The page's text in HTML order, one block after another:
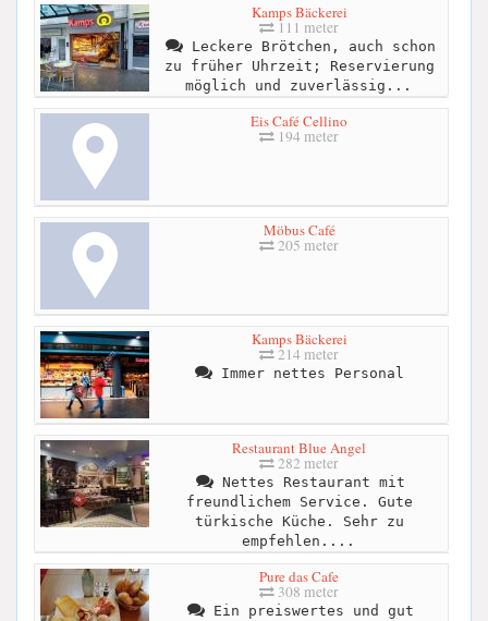
Kamps Bäckerei
111 meter
Leckere Brötchen, auch schon
zu früher Uhrzeit; Reservierung
möglich und zuverlässig...
Eis Café Cellino
194 meter
Möbus Café
205 meter
Kamps Bäckerei
214 meter
Immer nettes Personal
Restaurant Blue Angel
282 meter
Nettes Restaurant mit
freundlichem Service. Gute
türkische Küche. Sehr zu
empfehlen....
Pure das Cafe
308 meter
Ein preiswertes und gut